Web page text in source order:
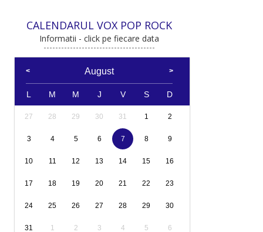
CALENDARUL VOX POP ROCK
Informatii - click pe fiecare data
August
L M M J V S D
27 28 29 30 31 1 2
3 4 5 6 7 8 9
10 11 12 13 14 15 16
17 18 19 20 21 22 23
24 25 26 27 28 29 30
31 1 2 3 4 5 6